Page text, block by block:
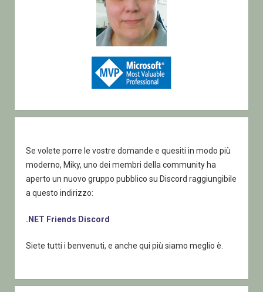
Se volete porre le vostre domande e quesiti in modo più
moderno, Miky, uno dei membri della community ha
aperto un nuovo gruppo pubblico su Discord raggiungibile
a questo indirizzo:
.NET Friends Discord
Siete tutti i benvenuti, e anche qui più siamo meglio è.